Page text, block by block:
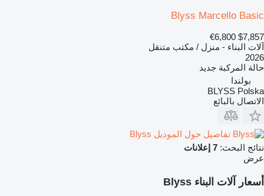
Blyss Marcello Basic
$7,857
€6,800
آلات البناء - منزل / مكتب متنقل
2026
حالة المركبة جديد
بولندا
BLYSS Polska
الاتصال بالبائع
تفاصيل حول الموديل Blyss
نتائج البحث: 7 إعلانات
عرض
أسعار آلات البناء Blyss